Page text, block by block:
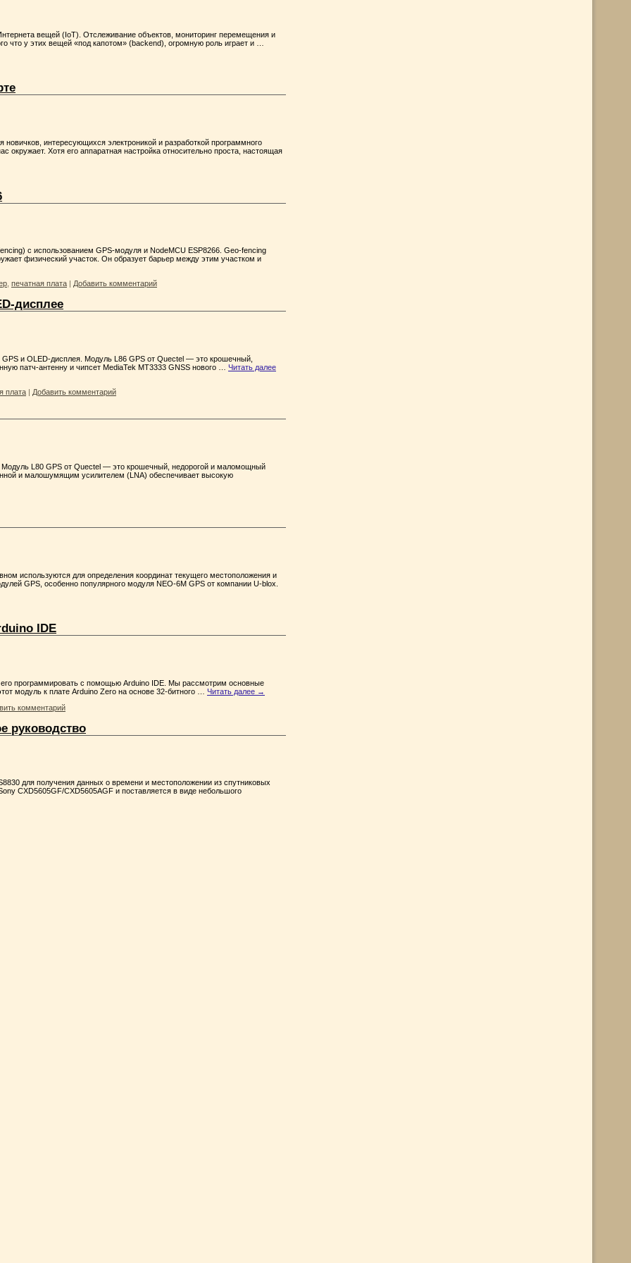
вещей (IoT). Отслеживание объектов, мониторинг перемещения и
у этих вещей «под капотом» (backend), огромную роль играет и …
интересующихся электроникой и разработкой программного
Хотя его аппаратная настройка относительно проста, настоящая
с использованием GPS-модуля и NodeMCU ESP8266. Geo-fencing
физический участок. Он образует барьер между этим участком и
, печатная плата Добавить комментарий
дисплее
и OLED-дисплея. Модуль L86 GPS от Quectel — это крошечный,
патч-антенну и чипсет MediaTek MT3333 GNSS нового … Читать далее
плата | Добавить комментарий
L80 GPS от Quectel — это крошечный, недорогой и маломощный
и малошумящим усилителем (LNA) обеспечивает высокую
используются для определения координат текущего местоположения и
GPS, особенно популярного модуля NEO-6M GPS от компании U-blox.
IDE
программировать с помощью Arduino IDE. Мы рассмотрим основные
модуль к плате Arduino Zero на основе 32-битного … Читать далее →
комментарий
руководство
для получения данных о времени и местоположении из спутниковых
CXD5605GF/CXD5605AGF и поставляется в виде небольшого